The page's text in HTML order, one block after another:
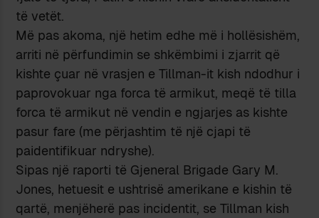
të vetët.
Më pas akoma, një hetim edhe më i hollësishëm,
arriti në përfundimin se shkëmbimi i zjarrit që
kishte çuar në vrasjen e Tillman-it kish ndodhur i
paprovokuar nga forca të armikut, meqë të tilla
forca të armikut në vendin e ngjarjes as kishte
pasur fare (me përjashtim të një cjapi të
paidentifikuar ndryshe).
Sipas një raporti të Gjeneral Brigade Gary M.
Jones, hetuesit e ushtrisë amerikane e kishin të
qartë, menjëherë pas incidentit, se Tillman kish